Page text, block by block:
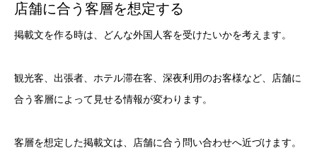
店舗に合う客層を想定する
掲載文を作る時は、どんな外国人客を受けたいかを考えます。
観光客、出張者、ホテル滞在客、深夜利用のお客様など、店舗に
合う客層によって見せる情報が変わります。
客層を想定した掲載文は、店舗に合う問い合わせへ近づけます。